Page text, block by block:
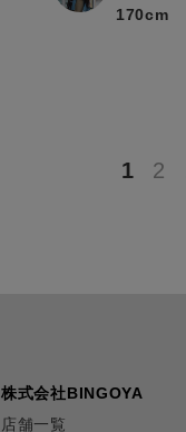
170cm
1 2
株式会社BINGOYA
店舗一覧